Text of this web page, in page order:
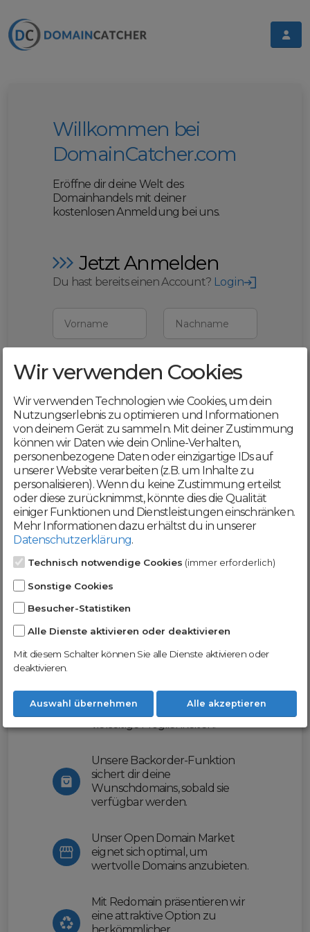
Willkommen bei
DomainCatcher.com
Eröffne dir deine Welt des
Domainhandels mit deiner
kostenlosen Anmeldung bei uns.
Jetzt Anmelden
Du hast bereits einen Account? Login
Vorname Nachname
E-Mail
Mit deiner Registrierung bestätigst du,
dass du dieAGBund
Datenschutzerklärung akzeptierst
Weiter
Werde jetzt Teil der
DomainCatcher-
Community!
Nutze unsere Erfahrung und profitiere
erleichtern wir dir den
Domainhandel und bieten dir
vielseitige Möglichkeiten.
Unsere Backorder-Funktion
sichert dir deine
Wunschdomains, sobald sie
verfügbar werden.
Unser Open Domain Market
eignet sich optimal, um
wertvolle Domains anzubieten.
Mit Redomain präsentieren wir
eine attraktive Option zu
Wir verwenden Cookies
Wir verwenden Technologien wie Cookies, um dein
Nutzungserlebnis zu optimieren und Informationen
von deinem Gerät zu sammeln. Mit deiner Zustimmung
können wir Daten wie dein Online-Verhalten,
personenbezogene Daten oder einzigartige IDs auf
unserer Website verarbeiten (z.B. um Inhalte zu
personalisieren). Wenn du keine Zustimmung erteilst
oder diese zurücknimmst, könnte dies die Qualität
einiger Funktionen und Dienstleistungen einschränken.
Mehr Informationen dazu erhältst du in unserer
Datenschutzerklärung.
Technisch notwendige Cookies (immer erforderlich)
Sonstige Cookies
Besucher-Statistiken
Alle Dienste aktivieren oder deaktivieren
Mit diesem Schalter können Sie alle Dienste aktivieren oder
deaktivieren.
Auswahl übernehmen Alle akzeptieren